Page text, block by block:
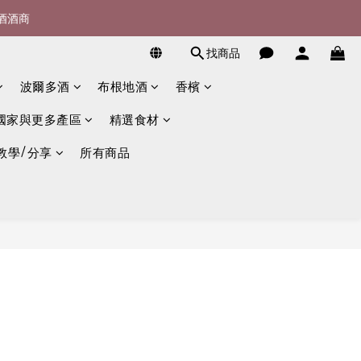
)
酒商
找商品
波爾多酒 布根地酒 香檳
家與更多產區 精選食材
學/分享 所有商品